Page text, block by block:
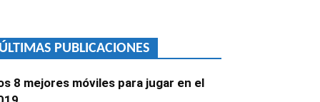
PUBLICACIONES
8 mejores móviles para jugar en el